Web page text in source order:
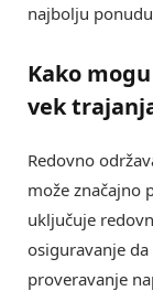
najbolju
Kako mogu
vek
Redovno
može značajno
uključuje
osiguravanje
proveravanje